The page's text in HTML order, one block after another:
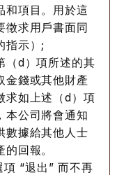
和項目。用於這
徵求用戶書面同
指示）;
（d）項所述的其
金錢或其他財產
求如上述（d）項
本公司將會通知
數據給其他人士
回報。
“退出” 而不再